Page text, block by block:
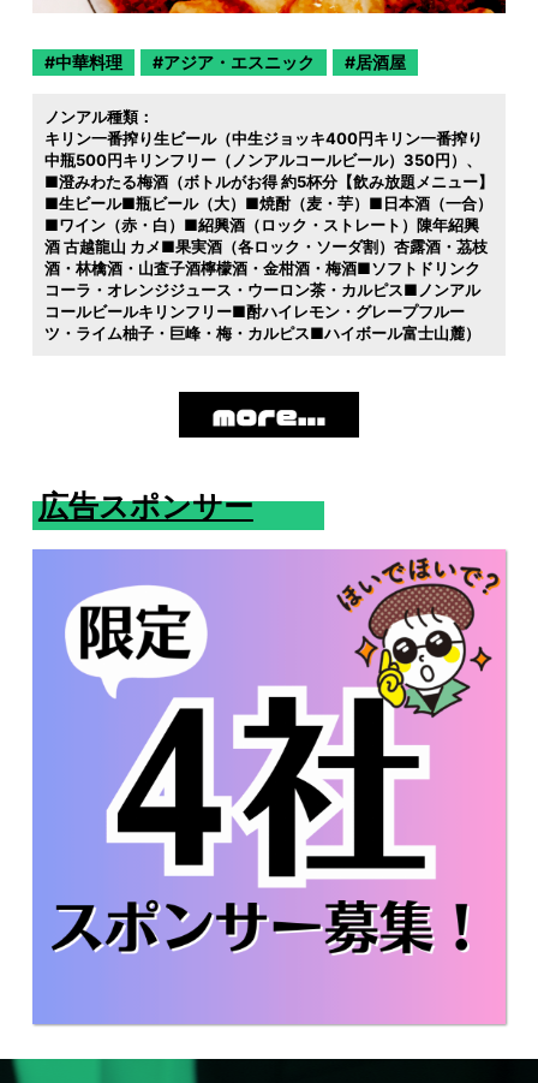
中華料理 アジア・エスニック 居酒屋
ノンアル種類：
キリン一番搾り生ビール（中生ジョッキ400円キリン一番搾り
中瓶500円キリンフリー（ノンアルコールビール）350円）
■澄みわたる梅酒（ボトルがお得 約5杯分【飲み放題メニュー】
■生ビール■瓶ビール（大）■焼酎（麦・芋）■日本酒（一合）
■ワイン（赤・白）■紹興酒（ロック・ストレート）陳年紹興
酒 古越龍山 カメ■果実酒（各ロック・ソーダ割）杏露酒・茘枝
酒・林檎酒・山査子酒檸檬酒・金柑酒・梅酒■ソフトドリンク
コーラ・オレンジジュース・ウーロン茶・カルピス■ノンアル
コールビールキリンフリー■酎ハイレモン・グレープフルー
ツ・ライム柚子・巨峰・梅・カルピス■ハイボール富士山麓）
広告スポンサー